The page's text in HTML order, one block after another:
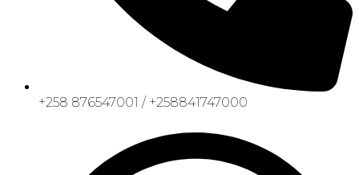
+258 876547001 / +258841747000